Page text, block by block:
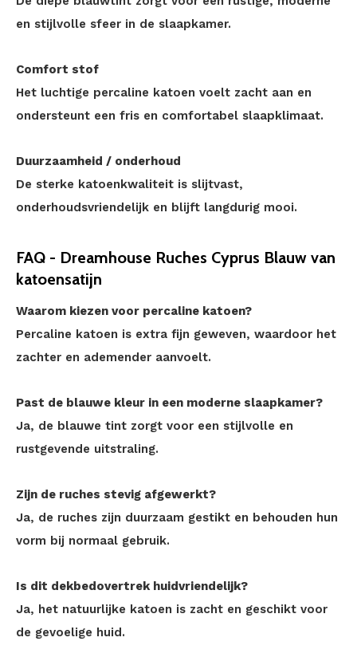
en stijlvolle sfeer in de slaapkamer.
Comfort stof
Het luchtige percaline katoen voelt zacht aan en
ondersteunt een fris en comfortabel slaapklimaat.
Duurzaamheid / onderhoud
De sterke katoenkwaliteit is slijtvast,
onderhoudsvriendelijk en blijft langdurig mooi.
FAQ - Dreamhouse Ruches Cyprus Blauw van
katoensatijn
Waarom kiezen voor percaline katoen?
Percaline katoen is extra fijn geweven, waardoor het
zachter en ademender aanvoelt.
Past de blauwe kleur in een moderne slaapkamer?
Ja, de blauwe tint zorgt voor een stijlvolle en
rustgevende uitstraling.
Zijn de ruches stevig afgewerkt?
Ja, de ruches zijn duurzaam gestikt en behouden hun
vorm bij normaal gebruik.
Is dit dekbedovertrek huidvriendelijk?
Ja, het natuurlijke katoen is zacht en geschikt voor
de gevoelige huid.